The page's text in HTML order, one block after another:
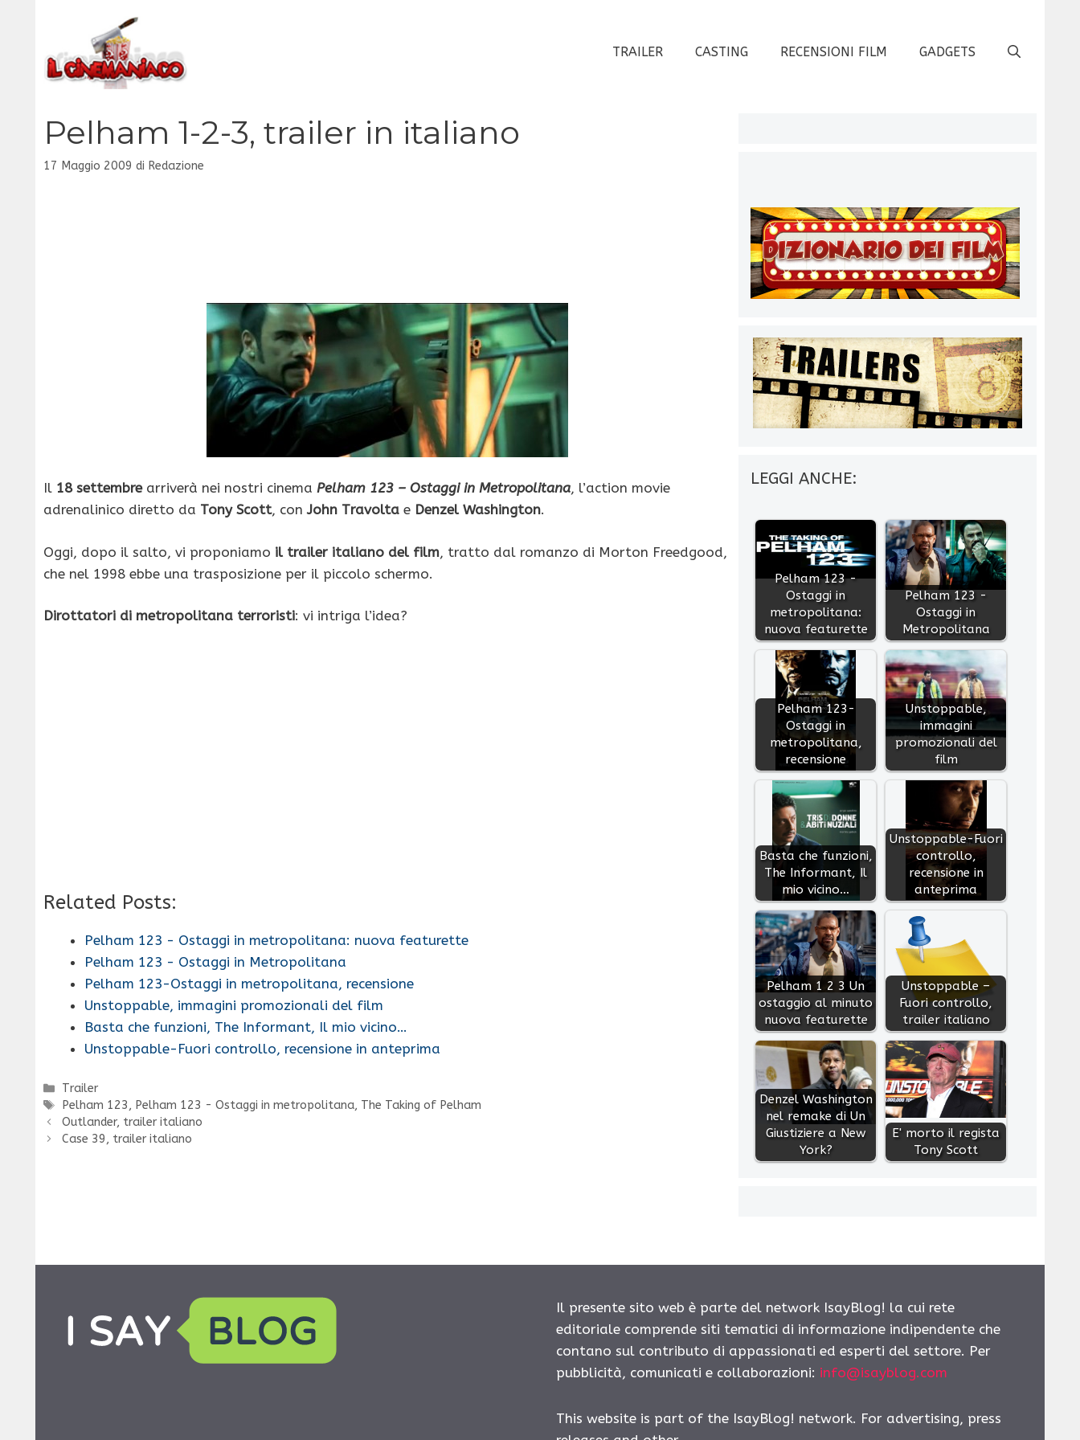
contenuto
TRAILER CASTING RECENSIONI FILM GADGETS
Pelham 1-2-3, trailer in italiano
17 Maggio 2009 di Redazione
Il 18 settembrearriverà nei nostri cinema Pelham 123 – Ostaggi in Metropolitana, l’action movie
adrenalinico diretto da Tony Scott, conJohn Travolta e Denzel Washington.
Oggi, dopo il salto, vi proponiamo il trailer italiano del film, tratto dal romanzo di Morton Freedgood,
che nel 1998 ebbe una trasposizione per il piccolo schermo.
Dirottatori di metropolitana terroristi: vi intriga l’idea?
Related Posts:
Pelham 123 - Ostaggi in metropolitana: nuova featurette
Pelham 123 - Ostaggi in Metropolitana
Pelham 123-Ostaggi in metropolitana, recensione
Unstoppable, immagini promozionali del film
Basta che funzioni, The Informant, Il mio vicino…
Unstoppable-Fuori controllo, recensione in anteprima
Categorie
Trailer
Tag
Pelham 123, Pelham 123 - Ostaggi in metropolitana, The Taking of Pelham
Outlander, trailer italiano
Case 39, trailer italiano
LEGGI ANCHE:
Pelham 123 -
Ostaggi in
metropolitana:
nuova featurette
Pelham 123 -
Ostaggi in
Metropolitana
Pelham 123-
Ostaggi in
metropolitana,
recensione
Unstoppable,
immagini
promozionali del
film
Basta che funzioni,
The Informant, Il
mio vicino…
Unstoppable-Fuori
controllo,
recensione in
anteprima
Pelham 1 2 3 Un
ostaggio al minuto
nuova featurette
Unstoppable –
Fuori controllo,
trailer italiano
Denzel Washington
nel remake di Un
Giustiziere a New
York?
E' morto il regista
Tony Scott
Il presente sito web è parte del network IsayBlog! la cui rete
editoriale comprende siti tematici di informazione indipendente che
contano sul contributo di appassionati ed esperti del settore. Per
pubblicità, comunicati e collaborazioni: info@isayblog.com
This website is part of the IsayBlog! network. For advertising, press